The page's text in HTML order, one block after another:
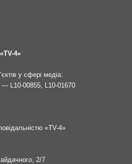
4»
у сфері медіа:
— L10-00855, L10-01670
«TV-4»
2/7